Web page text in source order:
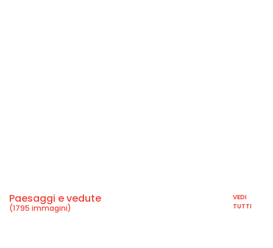
Paesaggi e vedute
(1795 immagini)
VEDI
TUTTI